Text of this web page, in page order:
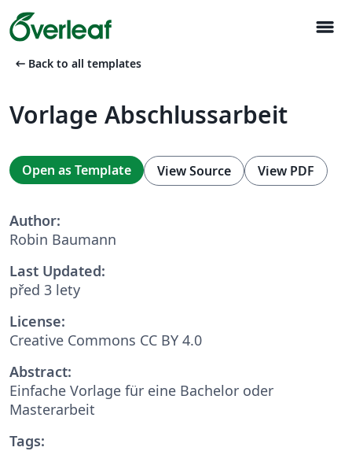
menu
arrow_left_alt Back to all templates
Vorlage Abschlussarbeit
Open as Template View Source View PDF
Author:
Robin Baumann
Last Updated:
před 3 lety
License:
Creative Commons CC BY 4.0
Abstract:
Einfache Vorlage für eine Bachelor oder
Masterarbeit
Tags: